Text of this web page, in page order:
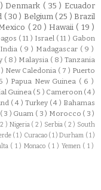
)Denmark ( 35 ) Ecuador
( 30 ) Belgium ( 25 )Brazil
( 20 )Hawaii ( 19 )
( 11 ) Israel ( 11 ) Gabon
India ( 9 ) Madagascar ( 9 )
( 8 ) Malaysia ( 8 ) Tanzania
New Caledonia ( 7 ) Puerto
) Papua New Guinea ( 6 )
Guinea ( 5 ) Cameroon ( 4 )
( 4 ) Turkey ( 4 ) Bahamas
( 3 ) Guam ( 3 ) Morocco ( 3 )
) Nigeria ( 2 ) Serbia ( 2 ) South
( 1 ) Curacao ( 1 )Durham ( 1 )
( 1 )Monaco ( 1 ) Yemen ( 1 )